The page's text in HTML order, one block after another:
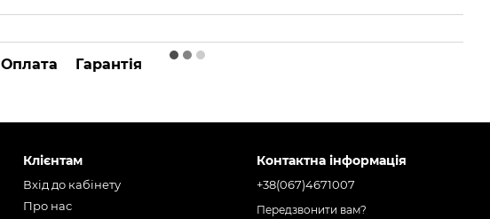
Оплата Гарантія
Клієнтам
Вхід до кабінету
Про нас
Контактна інформація
+38(067)4671007
Передзвонити вам?